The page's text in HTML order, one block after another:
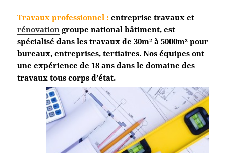
Travaux professionnel : entreprise travaux et
rénovation groupe national bâtiment, est
spécialisé dans les travaux de 30m² à 5000m² pour
bureaux, entreprises, tertiaires. Nos équipes ont
une expérience de 18 ans dans le domaine des
travaux tous corpsd’état.